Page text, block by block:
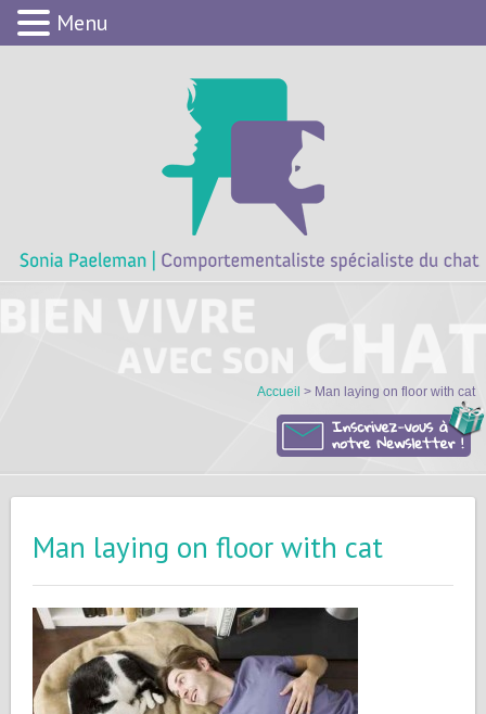
Accueil > Man laying on floor with cat
Man laying on floor with cat
Menu